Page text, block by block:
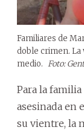
Familiares de
doble crimen. La
medio. Foto:
Para la familia
asesinada en
su vientre, la